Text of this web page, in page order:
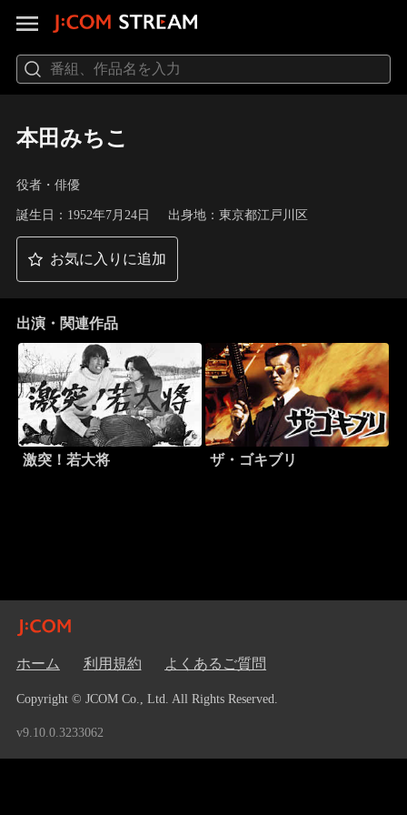
本田みちこ
役者・俳優
誕生日：1952年7月24日 出身地：東京都江戸川区
お気に入りに追加
出演・関連作品
激突！若大将 ザ・ゴキブリ
ホーム 利用規約 よくあるご質問
Copyright © JCOM Co., Ltd. All Rights Reserved.
v9.10.0.3233062